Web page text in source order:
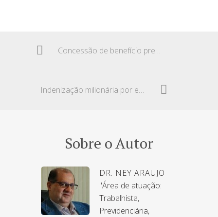
Concessão de benefício previdenciário diverso do requerido
Indenização milionária por exposição a mercúrio metálico
Sobre o Autor
DR. NEY ARAUJO
"Área de atuação:
Trabalhista,
Previdenciária,